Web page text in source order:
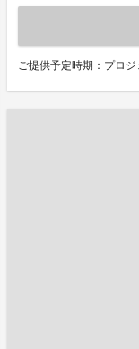
ご提供予定時期：プロ